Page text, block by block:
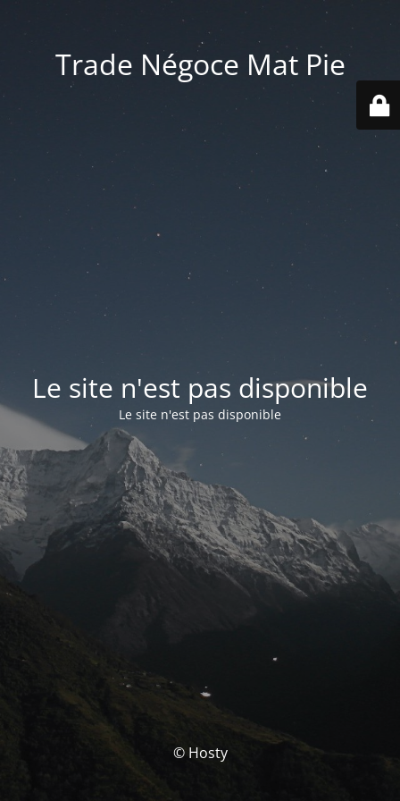
Trade Négoce Mat Pie
Le site n'est pas disponible
Le site n'est pas disponible
© Hosty